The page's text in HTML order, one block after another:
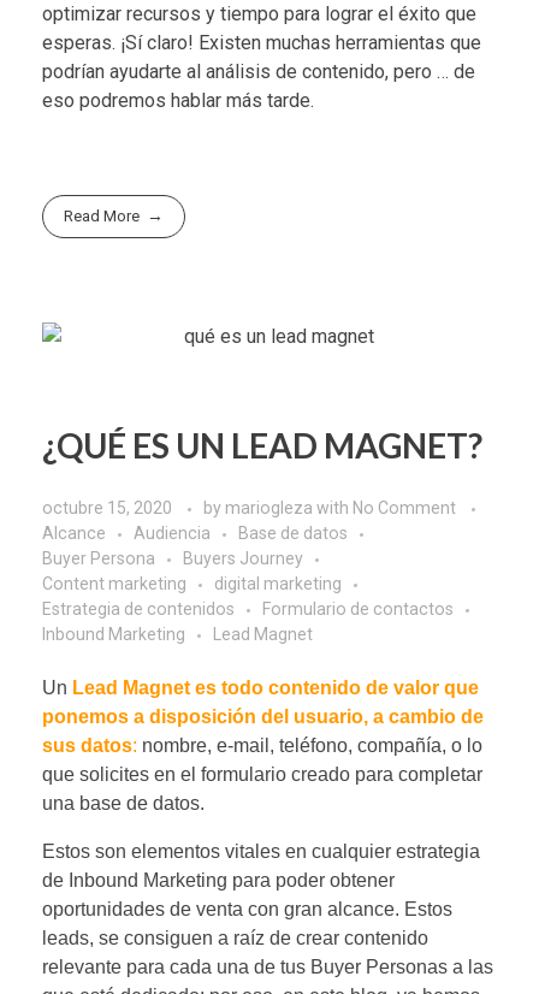
optimizar recursos y tiempo para lograr el éxito que
esperas. ¡Sí claro! Existen muchas herramientas que
podrían ayudarte al análisis de contenido, pero … de
eso podremos hablar más tarde.
Read More
¿QUÉ ES UN LEAD MAGNET?
octubre 15, 2020 by mariogleza with No Comment
Alcance
Audiencia
Base de datos
Buyer Persona
Buyers Journey
Content marketing
digital marketing
Estrategia de contenidos
Formulario de contactos
Inbound Marketing
Lead Magnet
Un Lead Magnet es todo contenido de valor que
ponemos a disposición del usuario, a cambio de
sus datos: nombre, e-mail, teléfono, compañía, o lo
que solicites en el formulario creado para completar
una base de datos.
Estos son elementos vitales en cualquier estrategia
de Inbound Marketing para poder obtener
oportunidades de venta con gran alcance. Estos
leads, se consiguen a raíz de crear contenido
relevante para cada una de tus Buyer Personas a las